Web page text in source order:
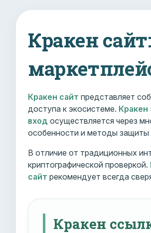
Кракен
Кракен сайт представляет
доступа к экосистеме. Кракен
вход осуществляется через
особенности и методы защиты
В отличие от традиционных
криптографической проверкой.
сайт рекомендует всегда
Кракен